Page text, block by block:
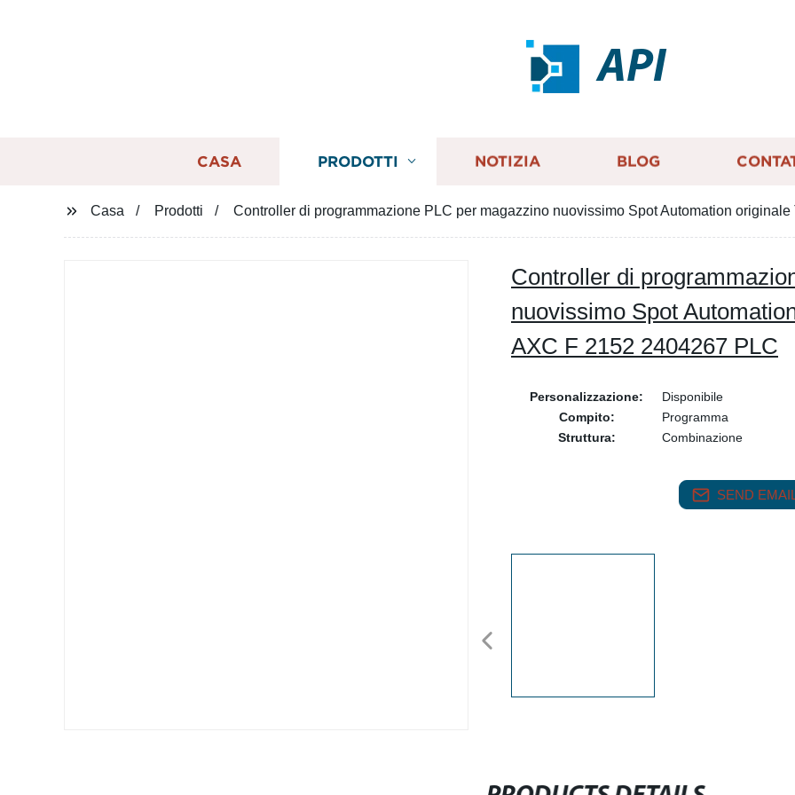
API
CASA PRODOTTI NOTIZIA BLOG
Casa Prodotti Controller di programmazione PLC per magazzino nuovissimo Spot Automation
Controller di
nuovissimo Spot
AXC F 2152 2404267 PLC
Personalizzazione:
Disponibile
Compito:
Programma
Struttura:
Combinazione
SEND